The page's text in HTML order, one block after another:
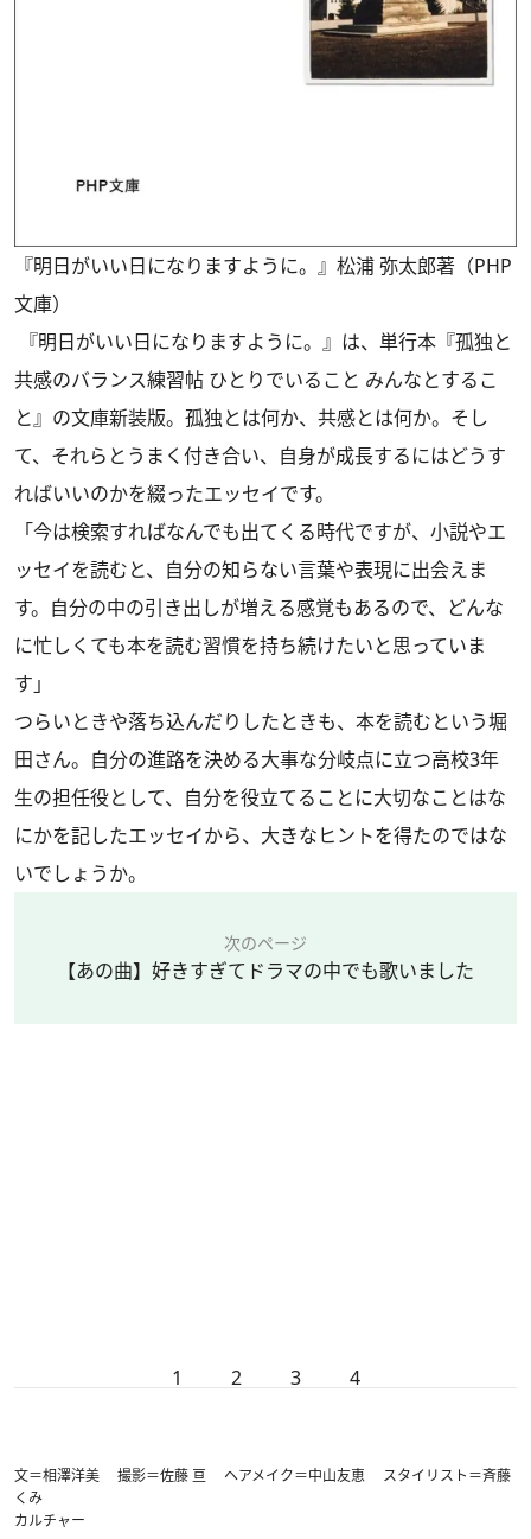
『明日がいい日になりますように。』松浦 弥太郎著（PHP
文庫）
『明日がいい日になりますように。』は、単行本『孤独と
共感のバランス練習帖 ひとりでいること みんなとするこ
と』の文庫新装版。孤独とは何か、共感とは何か。そし
て、それらとうまく付き合い、自身が成長するにはどうす
ればいいのかを綴ったエッセイです。
「今は検索すればなんでも出てくる時代ですが、小説やエ
ッセイを読むと、自分の知らない言葉や表現に出会えま
す。自分の中の引き出しが増える感覚もあるので、どんな
に忙しくても本を読む習慣を持ち続けたいと思っていま
す」
つらいときや落ち込んだりしたときも、本を読むという堀
田さん。自分の進路を決める大事な分岐点に立つ高校3年
生の担任役として、自分を役立てることに大切なことはな
にかを記したエッセイから、大きなヒントを得たのではな
いでしょうか。
次のページ
【あの曲】好きすぎてドラマの中でも歌いました
1 2 3 4
文＝相澤洋美 撮影＝佐藤 亘 ヘアメイク＝中山友恵 スタイリスト＝斉藤
くみ
カルチャー